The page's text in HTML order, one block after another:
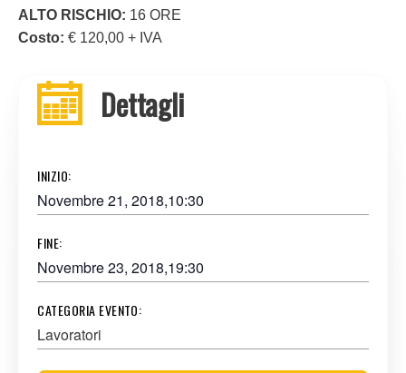
ALTO RISCHIO: 16 ORE
Costo: € 120,00 + IVA
Dettagli
INIZIO:
Novembre 21, 2018,10:30
FINE:
Novembre 23, 2018,19:30
CATEGORIA EVENTO:
Lavoratori